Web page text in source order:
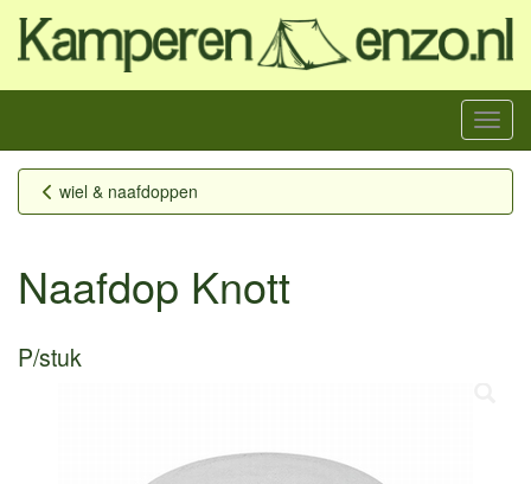
Menu
wiel & naafdoppen
Naafdop Knott
P/stuk